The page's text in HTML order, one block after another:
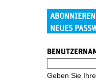
Haupt-Reiter
ABONNIEREN
NEUES
Geben Sie